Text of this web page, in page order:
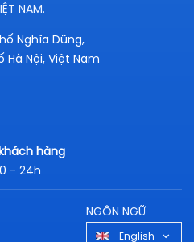
NAM.
Nghĩa Dũng,
Hà Nội, Việt Nam
hàng
- 24h
NGÔN NGỮ
English